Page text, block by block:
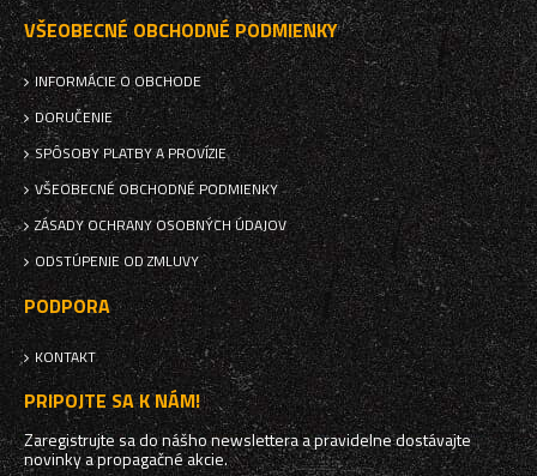
VŠEOBECNÉ OBCHODNÉ PODMIENKY
INFORMÁCIE O OBCHODE
DORUČENIE
SPÔSOBY PLATBY A PROVÍZIE
VŠEOBECNÉ OBCHODNÉ PODMIENKY
ZÁSADY OCHRANY OSOBNÝCH ÚDAJOV
ODSTÚPENIE OD ZMLUVY
PODPORA
KONTAKT
PRIPOJTE SA K NÁM!
Zaregistrujte sa do nášho newslettera a pravidelne dostávajte
novinky a propagačné akcie.